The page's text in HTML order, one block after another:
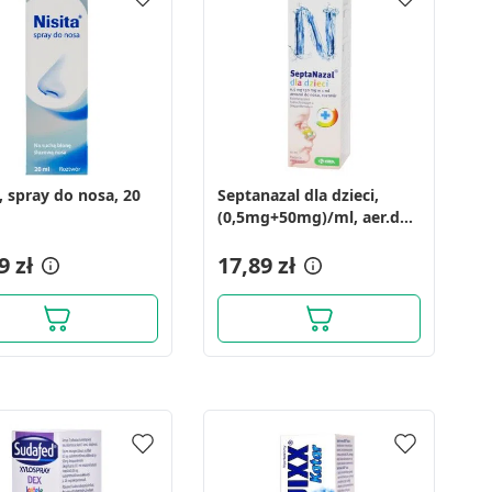
spray do nosa, 20
zł
Septanazal dla dzieci,
(0,5mg+50mg)/ml, aer.do
17,89 zł